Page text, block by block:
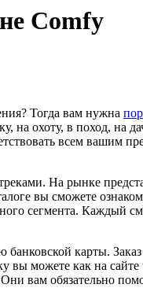
Comfy
Тогда вам нужна
охоту, в поход, на
всем вашим
На рынке
вы сможете
сегмента. Каждый
банковской карты.
вы можете как на сайте
вам обязательно